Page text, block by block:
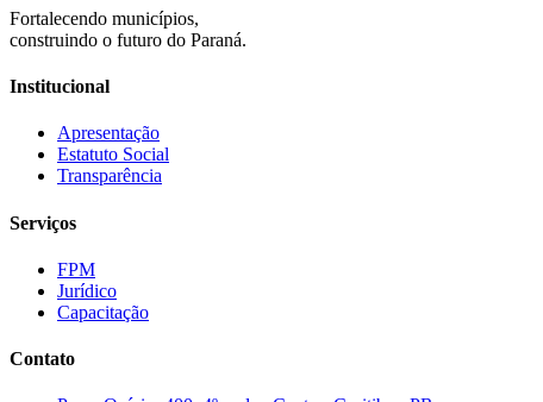
Fortalecendo municípios,
construindo o futuro do Paraná.
Institucional
Apresentação
Estatuto Social
Transparência
Serviços
FPM
Jurídico
Capacitação
Contato